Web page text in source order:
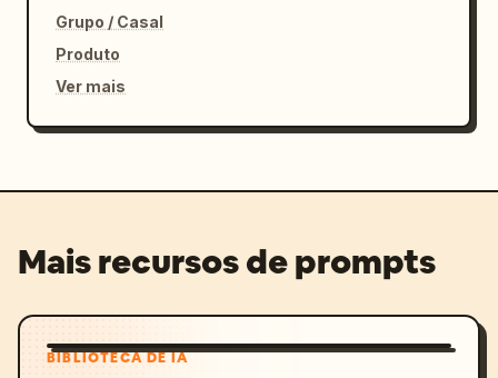
Grupo / Casal
Produto
Ver mais
Mais recursos de prompts
BIBLIOTECA DE IA